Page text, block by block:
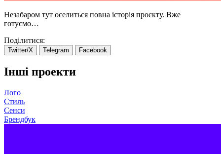
Незабаром тут оселиться повна історія проєкту. Вже
готуємо…
Поділитися:
Twitter/X Telegram Facebook
Інші проекти
Лого
Стиль
Сенси
Брендбук